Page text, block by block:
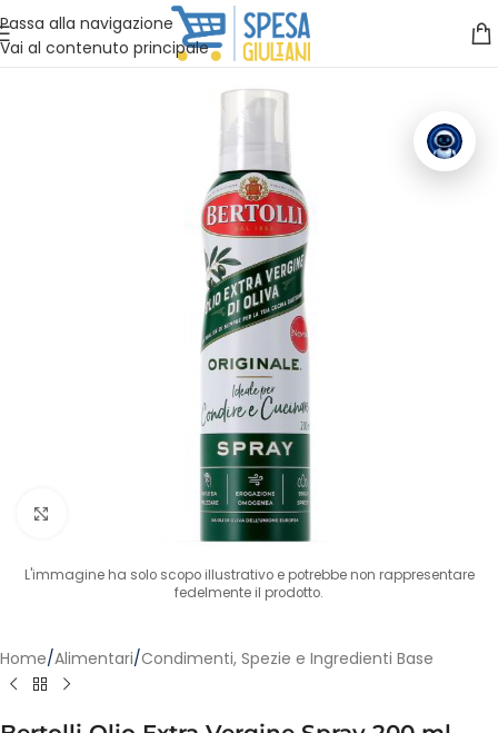
Passa alla navigazione
Vai al contenuto principale
Vuoi assistenza?Clicca qui e ti richiamiamo noi
Clicca per ingrandire
L'immagine ha solo scopo illustrativo e potrebbe non rappresentare
fedelmente il prodotto.
Home/Alimentari/Condimenti, Spezie e Ingredienti Base